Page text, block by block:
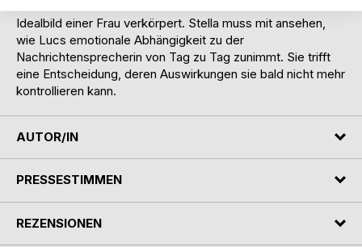
Idealbild einer Frau verkörpert. Stella muss mit ansehen,
wie Lucs emotionale Abhängigkeit zu der
Nachrichtensprecherin von Tag zu Tag zunimmt. Sie trifft
eine Entscheidung, deren Auswirkungen sie bald nicht mehr
kontrollieren kann.
AUTOR/IN
PRESSESTIMMEN
REZENSIONEN